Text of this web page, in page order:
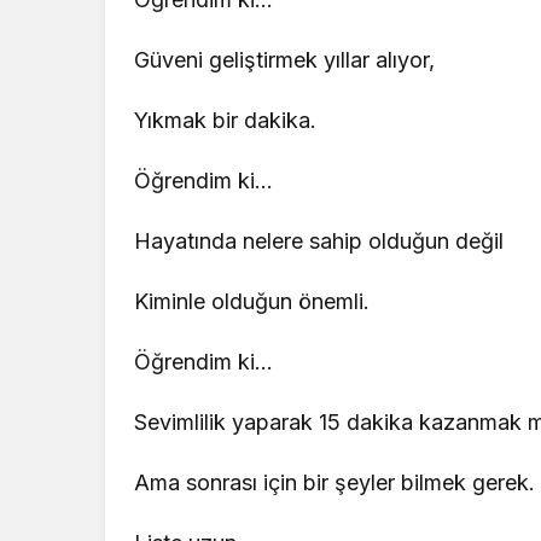
Güveni geliştirmek yıllar alıyor,
Yıkmak bir dakika.
Öğrendim ki…
Hayatında nelere sahip olduğun değil
Kiminle olduğun önemli.
Öğrendim ki…
Sevimlilik yaparak 15 dakika kazanmak
Ama sonrası için bir şeyler bilmek gerek.